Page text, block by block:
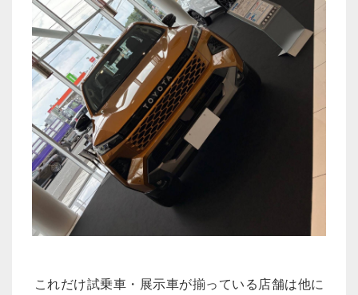
これだけ試乗車・展示車が揃っている店舗は他に